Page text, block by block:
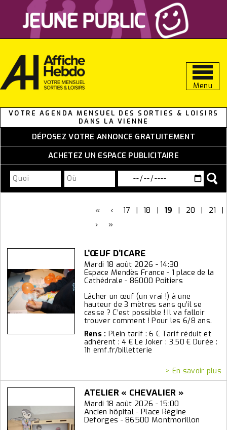
Menu
VOTRE AGENDA MENSUEL DES SORTIES & LOISIRS
DANS LA VIENNE
DÉPOSEZ VOTRE ANNONCE GRATUITEMENT
ACHETEZ UN ESPACE PUBLICITAIRE
« ‹ 17 | 18 | 19 | 20 | 21
|
›
»
L’ŒUF D’ICARE
Mardi 18 août 2026 - 14:30
Espace Mendès France - 1 place de la
Cathédrale - 86000 Poitiers
Lâcher un œuf (un vrai !) à une
hauteur de 3 mètres sans qu’il se
casse ? C’est possible ! Il va falloir
trouver comment ! Pour les 6/8 ans.
Rens : Plein tarif : 6 € Tarif réduit et
adhérent : 4 € Le Joker : 3,50 € Durée :
1h emf.fr/billetterie
> En savoir plus
ATELIER « CHEVALIER »
Mardi 18 août 2026 - 15:00
Ancien hôpital - Place Régine
Deforges - 86500 Montmorillon